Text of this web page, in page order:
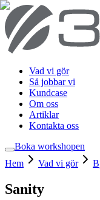
Vad vi gör
Så jobbar vi
Kundcase
Om oss
Artiklar
Kontakta oss
Boka workshopen
Hem
Vad vi gör
Sanity